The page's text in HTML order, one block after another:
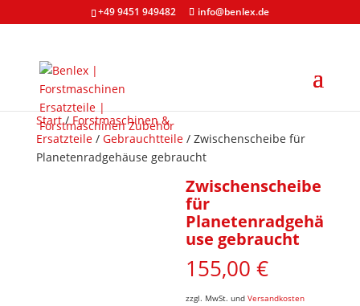
+49 9451 949482 info@benlex.de
Start/Forstmaschinen &
Ersatzteile/ Gebrauchtteile/ Zwischenscheibe für
Planetenradgehäuse gebraucht
Zwischenscheibe
für
Planetenradgehä
use gebraucht
155,00€
zzgl. MwSt. undVersandkosten